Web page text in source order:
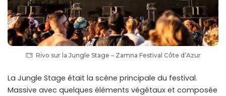
Rivo sur la Jungle Stage – Zamna Festival Côte d’Azur
La Jungle Stage était la scène principale du festival.
Massive avec quelques éléments végétaux et composée